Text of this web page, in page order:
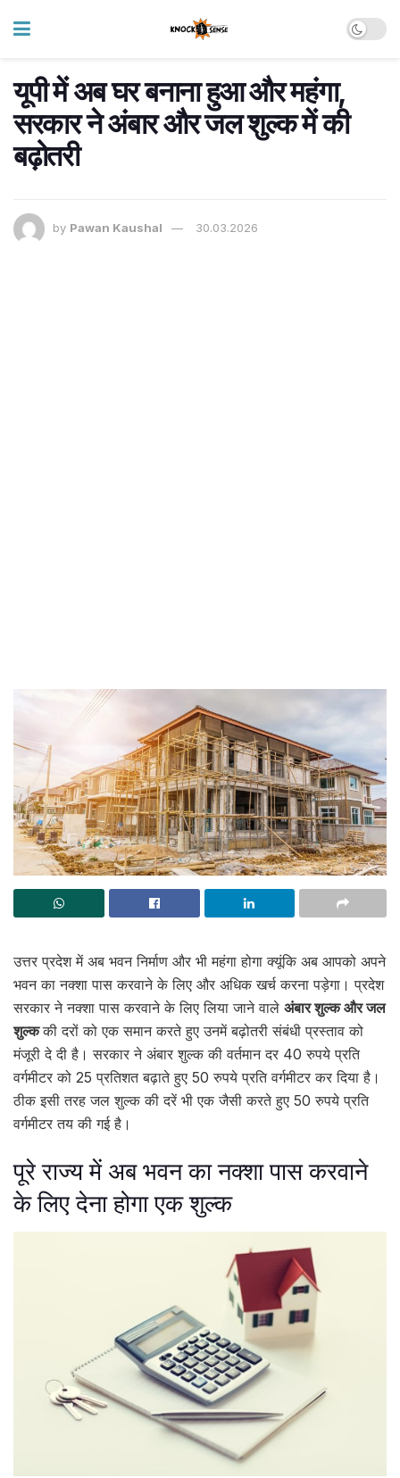
यूपी में अब घर बनाना हुआ और महंगा,
सरकार ने अंबार और जल शुल्क में की
बढ़ोतरी
by Pawan Kaushal 30.03.2026
उत्तर प्रदेश में अब भवन निर्माण और भी महंगा होगा क्यूंकि अब आपको अपने
भवन का नक्शा पास करवाने के लिए और अधिक खर्च करना पड़ेगा। प्रदेश
सरकार ने नक्शा पास करवाने के लिए लिया जाने वाले अंबार शुल्क और जल
शुल्ककी दरों को एक समान करते हुए उनमें बढ़ोतरी संबंधी प्रस्ताव को
मंजूरी दे दी है। सरकार ने अंबार शुल्क की वर्तमान दर 40 रुपये प्रति
वर्गमीटर को 25 प्रतिशत बढ़ाते हुए 50 रुपये प्रति वर्गमीटर कर दिया है।
ठीक इसी तरह जल शुल्क की दरें भी एक जैसी करते हुए 50 रुपये प्रति
वर्गमीटर तय की गई है।
पूरे राज्य में अब भवन का नक्शा पास करवाने
के लिए देना होगा एक शुल्क